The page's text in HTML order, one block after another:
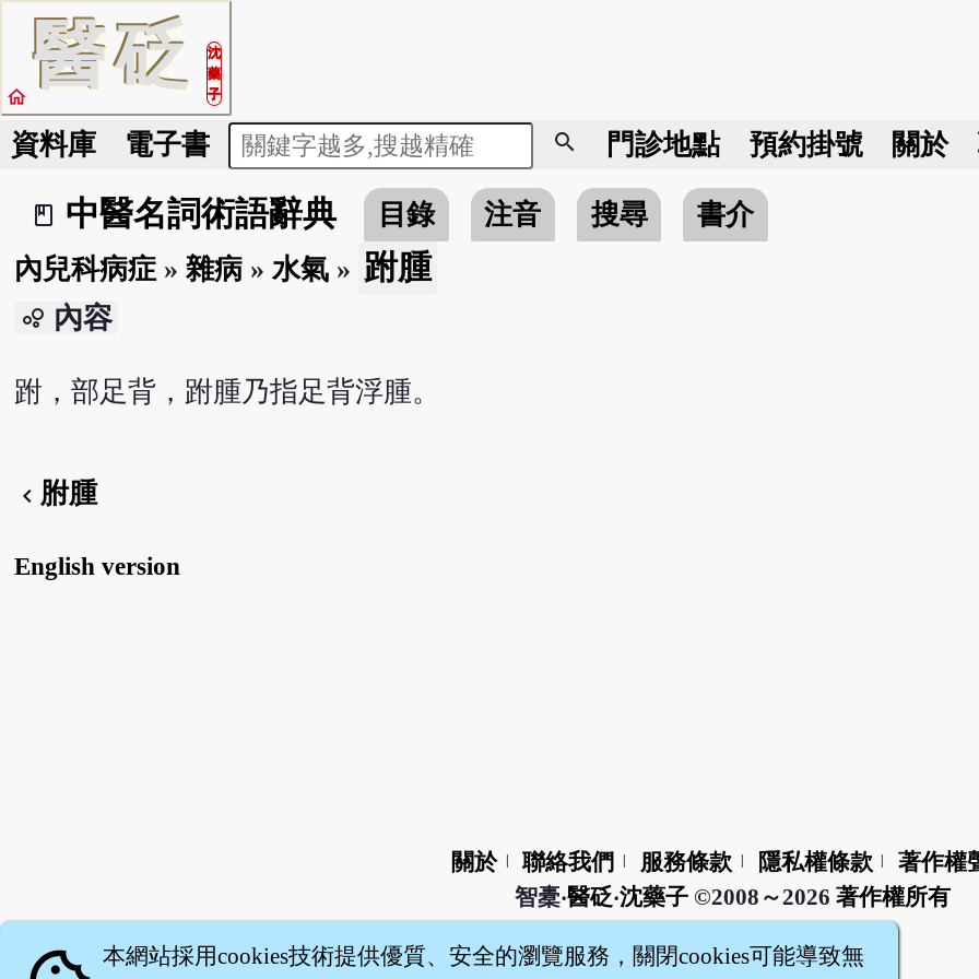
醫砭
沈
藥
子
home
資料庫 電子書 search 門診地點 預約掛號 關於
book_2
中醫名詞術語辭典 目錄 注音 搜尋
書介
內兒科病症» 雜病» 水氣» 跗腫
bubble_chart 內容
跗，部足背，跗腫乃指足背浮腫。
chevron_left 胕腫
English version
關於 聯絡我們 服務條款 隱私權條款
著作權
智橐‧醫砭‧沈藥子©2008～2026 著作權所有
本網站採用cookies技術提供優質、安全的瀏覽服務，關閉cookies可能導致無